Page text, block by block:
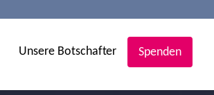
Unsere Botschafter Spenden